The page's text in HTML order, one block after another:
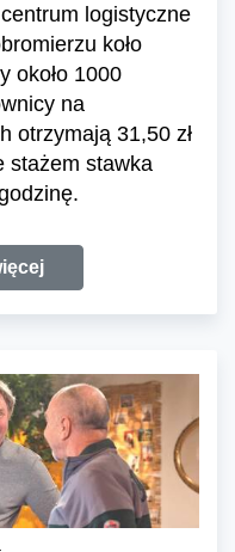
logistyczne
koło
około 1000
na
otrzymają 31,50 zł
stażem stawka